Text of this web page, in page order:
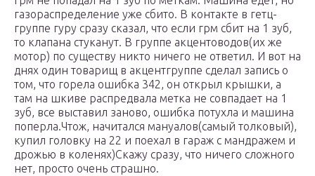
газораспределение уже сбито. В контакте в гетц-
группе гуру сразу сказал, что если грм сбит на 1 зуб,
то клапана стуканут. В группе акцентоводов(их же
мотор) по существу никто ничего не ответил. И вот на
днях один товарищ в акцентгруппе сделал запись о
том, что горела ошибка 342, он открыл крышки, а
там на шкиве распредвала метка не совпадает на 1
зуб, все выставил заново, ошибка потухла и машина
поперла.Чтож, начитался мануалов(самый толковый),
купил головку на 22 и поехал в гараж с мандражем и
дрожью в коленях)Скажу сразу, что ничего сложного
нет, просто очень страшно.